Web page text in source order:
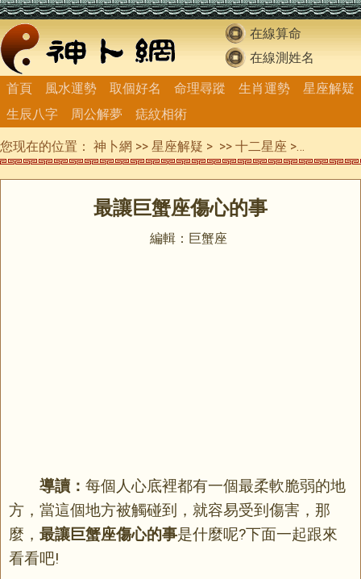
在線算命
在線測姓名
首頁
風水運勢 取個好名 命理尋蹤 生肖運勢
星座解疑
生辰八字
周公解夢 痣紋相術
您现在的位置： 神卜網 >> 星座解疑 > >> 十二星座 >>
最讓巨蟹座傷心的事
編輯：巨蟹座
導讀： 每個人心底裡都有一個最柔軟脆弱的地
方，當這個地方被觸碰到，就容易受到傷害，那
麼， 最讓巨蟹座傷心的事是什麼呢?下面一起跟來
看看吧!